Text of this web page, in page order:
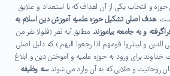
و انتخاب یکی از آن اهداف که با استعداد و علایق
هدف اصلی تشکیل حوزه علمیه آموزش دین اسلام به
و به جامعه بیاموزند. مطابق آیه نَفر (فلولا نفر من
و لینذروا قومهم اذا رجعوا الیهم ) که دلیل اصلی
برای ورود به حوزه علمیه و آموختن دین و ابلاغ
روحانیت و طلابی که به آن وارد می شوندسه وظیفه